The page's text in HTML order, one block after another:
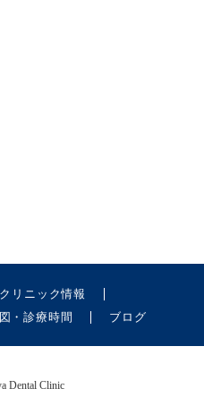
クリニック情報
・診療時間 ブログ
Dental Clinic